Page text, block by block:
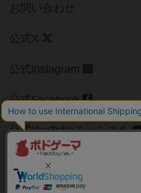
お問い合わせ
公式X
公式instagram
公式Facebook
公式YouTubeチャンネル